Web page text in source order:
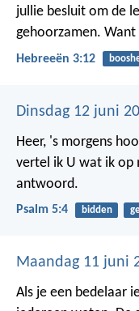
jullie besluit om de
gehoorzamen. Want
Hebreeën 3:12
Dinsdag 12 juni
Heer, 's morgens
vertel ik U wat ik op
antwoord.
Psalm 5:4 bidden
Maandag 11 juni
Als je een bedelaar